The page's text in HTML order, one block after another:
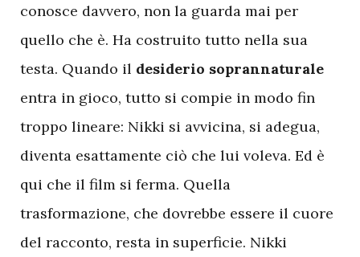
conosce davvero, non la guarda mai per
quello che è. Ha costruito tutto nella sua
testa. Quando il desiderio soprannaturale
entra in gioco, tutto si compie in modo fin
troppo lineare: Nikki si avvicina, si adegua,
diventa esattamente ciò che lui voleva. Ed è
qui che il film si ferma. Quella
trasformazione, che dovrebbe essere il cuore
del racconto, resta in superficie. Nikki